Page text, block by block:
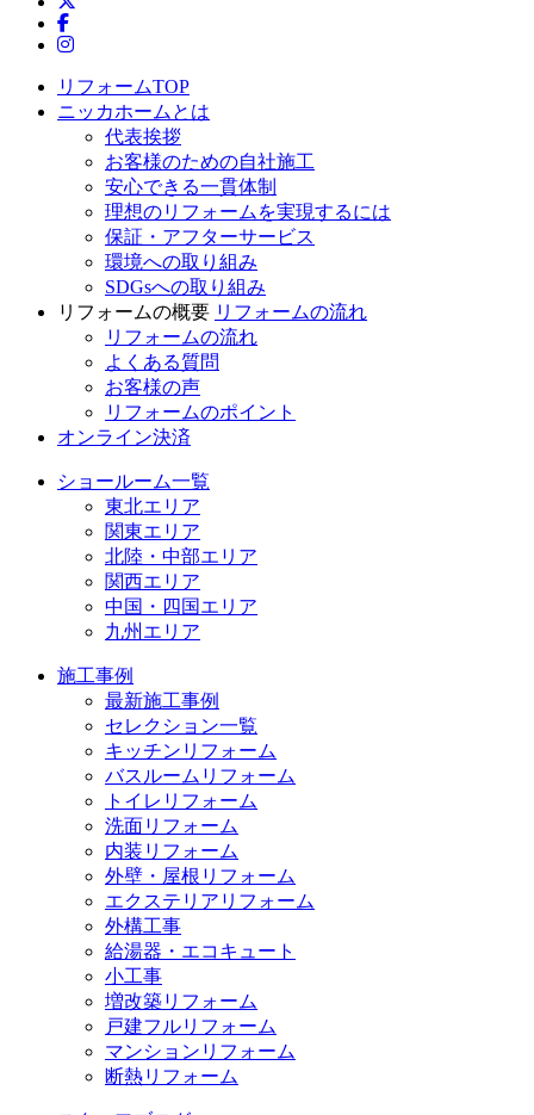
ニッカホーム公式Facebook
ニッカホーム公式Instagram
リフォームTOP
ニッカホームとは
代表挨拶
お客様のための自社施工
安心できる一貫体制
理想のリフォームを実現するには
保証・アフターサービス
環境への取り組み
SDGsへの取り組み
リフォームの概要 リフォームの流れ
リフォームの流れ
よくある質問
お客様の声
リフォームのポイント
オンライン決済
ショールーム一覧
東北エリア
関東エリア
北陸・中部エリア
関西エリア
中国・四国エリア
九州エリア
施工事例
最新施工事例
セレクション一覧
キッチンリフォーム
バスルームリフォーム
トイレリフォーム
洗面リフォーム
内装リフォーム
外壁・屋根リフォーム
エクステリアリフォーム
外構工事
給湯器・エコキュート
小工事
増改築リフォーム
戸建フルリフォーム
マンションリフォーム
断熱リフォーム